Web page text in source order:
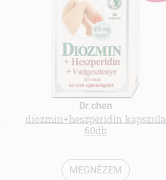
Dr.chen
diozmin+heszperidin kapszula
60db
MEGNÉZEM